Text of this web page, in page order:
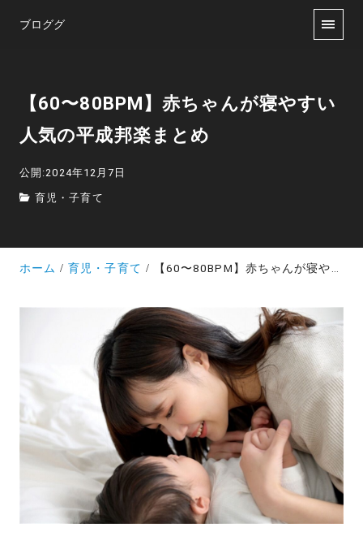
ブロググ
【60〜80BPM】赤ちゃんが寝やすい
人気の平成邦楽まとめ
公開:2024年12月7日
育児・子育て
ホーム 育児・子育て 【60〜80BPM】赤ちゃんが寝やすい人気の平成邦楽まとめ